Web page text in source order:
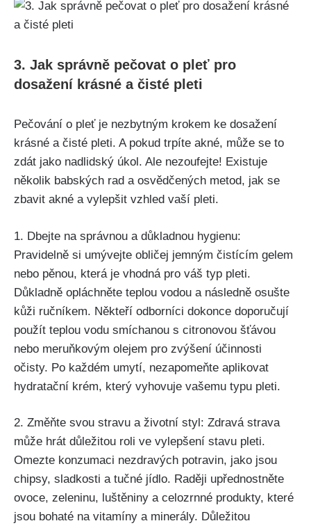
3. Jak správně pečovat o pleť pro
dosažení krásné a čisté pleti
Pečování o pleť⁢ je nezbytným krokem⁢ ke dosažení
krásné ​a ‌čisté pleti. A pokud ⁤trpíte akné,⁢ může se to
zdát jako nadlidský ‍úkol. Ale nezoufejte! Existuje
⁢několik babských rad a osvědčených metod, jak se
zbavit akné a vylepšit vzhled ⁣vaší pleti.
1. Dbejte na ‌správnou a důkladnou hygienu:
Pravidelně si umývejte obličej jemným čistícím gelem
nebo⁣ pěnou, ⁢která je​ vhodná pro váš typ pleti.
Důkladně opláchněte teplou vodou⁣ a následně osušte
kůži ručníkem. Někteří odborníci dokonce doporučují
použít teplou vodu smíchanou⁢ s citronovou šťávou
nebo meruňkovým olejem pro zvýšení účinnosti
očisty. Po každém umytí, nezapomeňte aplikovat
hydratační krém, který vyhovuje vašemu typu pleti.
2. Změňte svou stravu a životní styl: Zdravá strava
může hrát ⁢důležitou roli ve vylepšení ‌stavu pleti.
Omezte ⁤konzumaci nezdravých potravin, jako jsou
chipsy, sladkosti a tučné jídlo. Raději upřednostněte
ovoce, zeleninu, luštěniny a celozrnné produkty, které
jsou bohaté na vitamíny a minerály.​ Důležitou